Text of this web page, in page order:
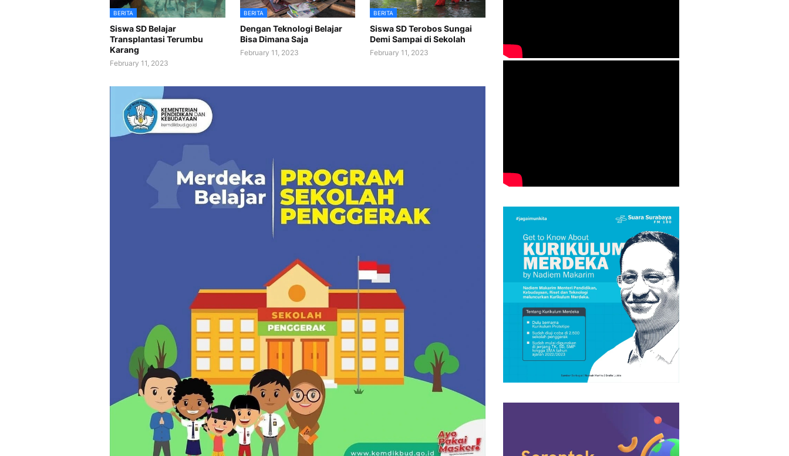
BERITA
Siswa SD Belajar
Transplantasi Terumbu
Karang
February 11, 2023
BERITA
Dengan Teknologi Belajar
Bisa Dimana Saja
February 11, 2023
BERITA
Siswa SD Terobos Sungai
Demi Sampai di Sekolah
February 11, 2023